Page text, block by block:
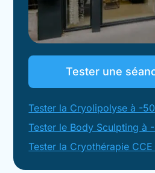
Tester une
Tester la Cryolipolyse à -
Tester le Body Sculpting à
Tester la Cryothérapie